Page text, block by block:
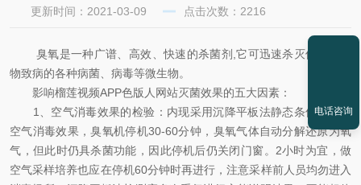
更新时间：2021-03-09 点击次数：2216
臭氧是一种广谱、高效、快速的杀菌剂,它可迅速杀灭使人和动
物致病的各种病菌、病毒等微生物。
影响榴莲视频APP色版人网站灭菌效果的五大因素：
1、空气消毒效果的检验：内现采用沉降平板法静态条件下检测
空气消毒效果，臭氧机停机30-60分钟，臭氧气体自动分解还原为氧
气，但此时仍具杀菌功能，因此停机后仍关闭门窗。2小时为宜，做
空气采样培养也应在停机60分钟时再进行，注意采样前人员均勿进入
电话咨询